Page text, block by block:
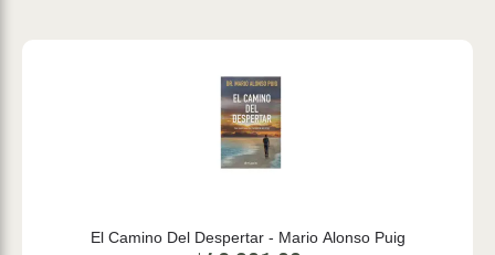
El Camino Del Despertar - Mario Alonso Puig